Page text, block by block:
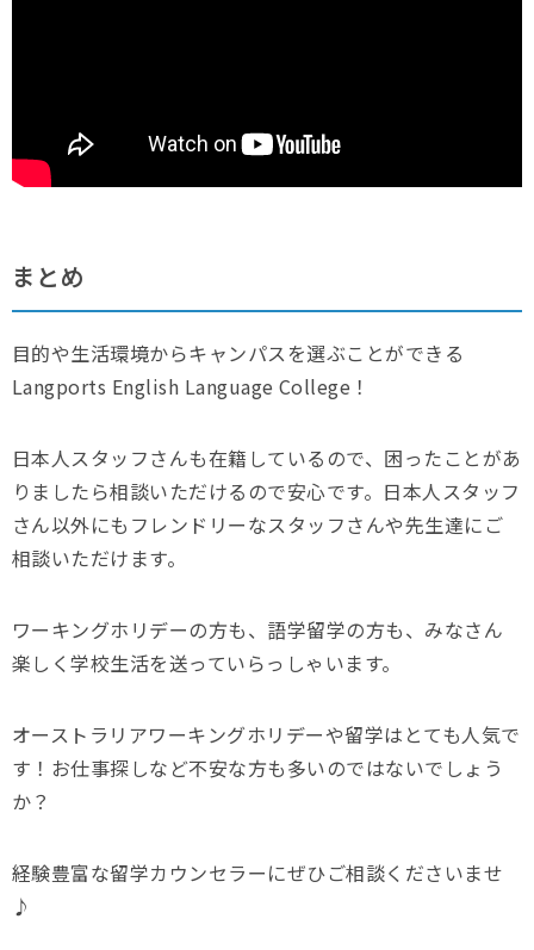
まとめ
目的や生活環境からキャンパスを選ぶことができる
Langports English Language College！
日本人スタッフさんも在籍しているので、困ったことがあ
りましたら相談いただけるので安心です。日本人スタッフ
さん以外にもフレンドリーなスタッフさんや先生達にご
相談いただけます。
ワーキングホリデーの方も、語学留学の方も、みなさん
楽しく学校生活を送っていらっしゃいます。
オーストラリアワーキングホリデーや留学はとても人気で
す！お仕事探しなど不安な方も多いのではないでしょう
か？
経験豊富な留学カウンセラーにぜひご相談くださいませ
♪